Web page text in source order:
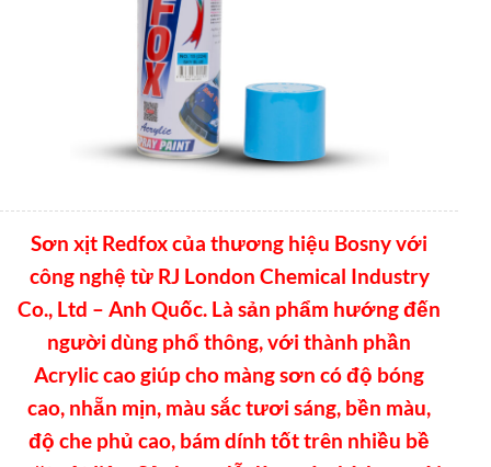
Sơn xịt Redfox của thương hiệu Bosny với
công nghệ từ RJ London Chemical Industry
Co., Ltd – Anh Quốc. Là sản phẩm hướng đến
người dùng phổ thông, với thành phần
Acrylic cao giúp cho màng sơn có độ bóng
cao, nhẵn mịn, màu sắc tươi sáng, bền màu,
độ che phủ cao, bám dính tốt trên nhiều bề